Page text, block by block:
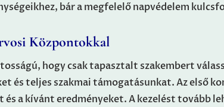
bár a megfelelő napvédelem
Központokkal
hogy csak tapasztalt szakembert
és teljes szakmai támogatásunkat. Az első
a kívánt eredményeket. A kezelést tovább